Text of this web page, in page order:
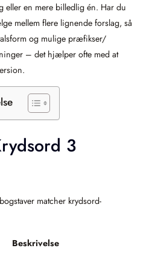
eller en mere billedlig én. Har du
mellem flere lignende forslag, så
og mulige præfikser/
– det hjælper ofte med at
3
matcher krydsord-
Beskrivelse